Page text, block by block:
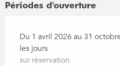
Périodes d'ouverture
Du 1 avril 2026 au 31
les jours
sur réservation